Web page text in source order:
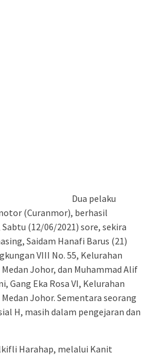
Dua pelaku
(Curanmor), berhasil
(12/06/2021) sore, sekira
Saidam Hanafi Barus (21)
VIII No. 55, Kelurahan
Johor, dan Muhammad Alif
Gang Eka Rosa VI, Kelurahan
Johor. Sementara seorang
H, masih dalam pengejaran dan
Harahap, melalui Kanit